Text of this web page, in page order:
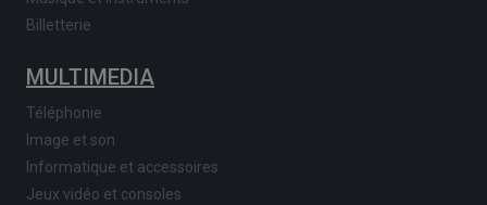
Billetterie
MULTIMEDIA
Téléphonie
Image et son
Informatique et accessoires
Jeux vidéo et consoles